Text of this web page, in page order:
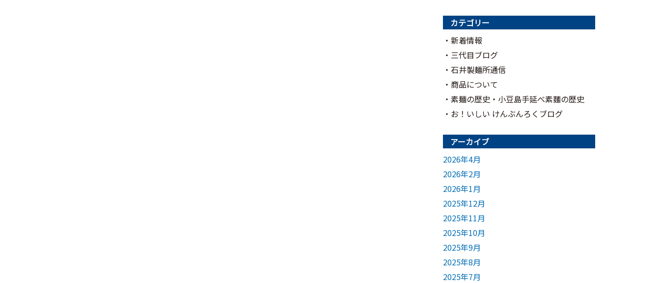
カテゴリー
新着情報
三代目ブログ
石井製麺所通信
商品について
素麺の歴史・小豆島手延べ素麵の歴史
お！いしい けんぶんろくブログ
アーカイブ
2026年4月
2026年2月
2026年1月
2025年12月
2025年11月
2025年10月
2025年9月
2025年8月
2025年7月